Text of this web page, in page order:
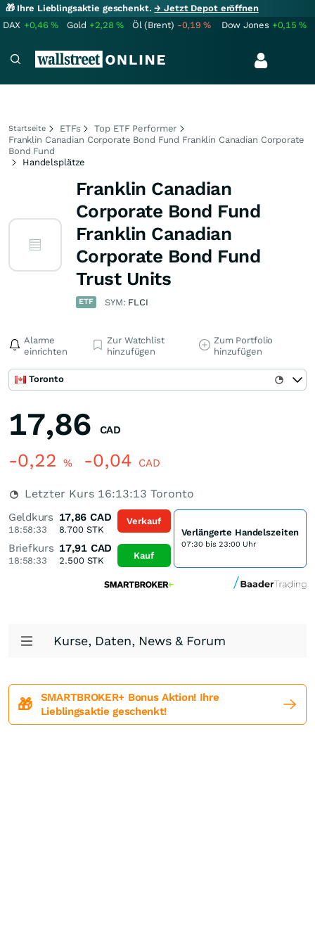
🎁 Ihre Lieblingsaktie geschenkt.→ Jetzt Depot eröffnen
DAX +0,46% Gold +2,28% Öl (Brent) -0,19% Dow Jones +0,15%
Startseite ETFs
Top ETF Performer
Franklin Canadian Corporate Bond Fund Franklin Canadian Corporate
Bond Fund
Handelsplätze
Franklin Canadian
Corporate Bond Fund
Franklin Canadian
Corporate Bond Fund
Trust Units
ETF SYM: FLCI
Alarme
einrichten
Zur Watchlist
hinzufügen
Zum Portfolio
hinzufügen
Toronto
17,86 CAD
-0,22 % -0,04 CAD
Letzter Kurs 16:13:13 Toronto
Geldkurs
18:58:33
17,86 CAD
8.700STK
Briefkurs
18:58:33
17,91 CAD
2.500STK
Verkauf
Kauf
Verlängerte Handelszeiten
07:30 bis 23:00 Uhr
Kurse, Daten, News & Forum
🎁
SMARTBROKER+ Bonus Aktion! Ihre
Lieblingsaktie geschenkt!